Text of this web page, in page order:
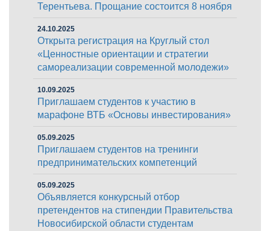
Терентьева. Прощание состоится 8 ноября
24.10.2025
Открыта регистрация на Круглый стол
«Ценностные ориентации и стратегии
самореализации современной молодежи»
10.09.2025
Приглашаем студентов к участию в
марафоне ВТБ «Основы инвестирования»
05.09.2025
Приглашаем студентов на тренинги
предпринимательских компетенций
05.09.2025
Объявляется конкурсный отбор
претендентов на стипендии Правительства
Новосибирской области студентам